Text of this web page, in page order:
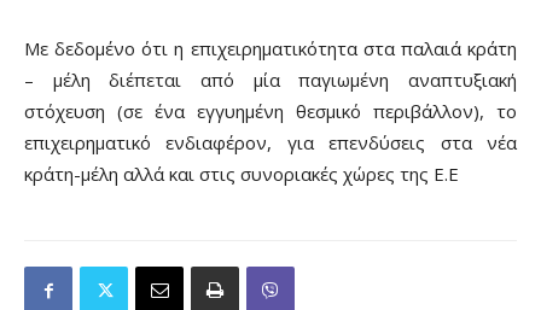
Με δεδομένο ότι η επιχειρηματικότητα στα παλαιά κράτη
– μέλη διέπεται από μία παγιωμένη αναπτυξιακή
στόχευση (σε ένα εγγυημένη θεσμικό περιβάλλον), το
επιχειρηματικό ενδιαφέρον, για επενδύσεις στα νέα
κράτη-μέλη αλλά και στις συνοριακές χώρες της Ε.Ε